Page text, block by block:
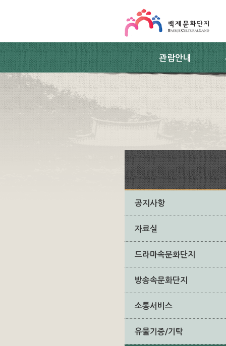
관람안내
공지사항
자료실
드라마속문화단지
방송속문화단지
소통서비스
유물기증/기탁